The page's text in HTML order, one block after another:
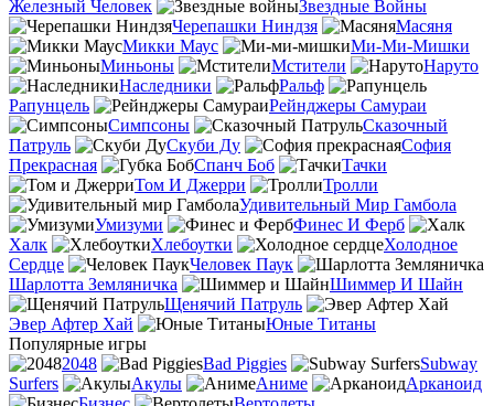
Железный Человек
Звездные Войны
Черепашки Ниндзя
Масяня
Микки Маус
Ми-Ми-Мишки
Миньоны
Мстители
Наруто
Наследники
Ральф
Рапунцель
Рейнджеры Самураи
Симпсоны
Сказочный
Патруль
Скуби Ду
София
Прекрасная
Спанч Боб
Тачки
Том И Джерри
Тролли
Удивительный Мир Гамбола
Умизуми
Финес И Ферб
Халк
Хлебоутки
Холодное
Сердце
Человек Паук
Шарлотта Земляничка
Шиммер И Шайн
Щенячий Патруль
Эвер Афтер Хай
Юные Титаны
Популярные игры
2048
Bad Piggies
Subway
Surfers
Акулы Аниме
Арканоид